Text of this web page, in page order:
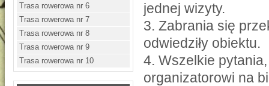
Trasa rowerowa nr 6
Trasa rowerowa nr 7
Trasa rowerowa nr 8
Trasa rowerowa nr 9
Trasa rowerowa nr 10
jednej wizyty.
3. Zabrania się
odwiedziły obiektu.
4. Wszelkie
organizatorowi na